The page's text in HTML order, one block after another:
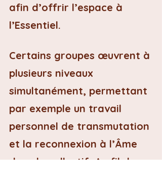
afin d’offrir l’espace à
l’Essentiel.
Certains groupes œuvrent à
plusieurs niveaux
simultanément, permettant
par exemple un travail
personnel de transmutation
et la reconnexion à l’Âme
dans le collectif. Au fil du